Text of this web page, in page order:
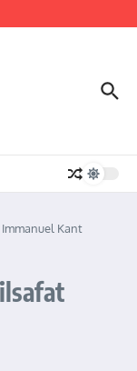
PERUBAHAN SOSIAL
Harga dan
Kant